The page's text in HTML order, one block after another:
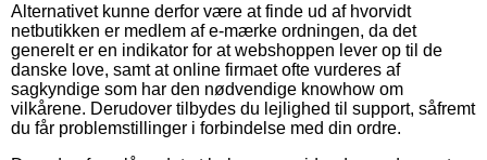
Alternativet kunne derfor være at finde ud af hvorvidt
netbutikken er medlem af e-mærke ordningen, da det
generelt er en indikator for at webshoppen lever op til de
danske love, samt at online firmaet ofte vurderes af
sagkyndige som har den nødvendige knowhow om
vilkårene. Derudover tilbydes du lejlighed til support, såfremt
du får problemstillinger i forbindelse med din ordre.